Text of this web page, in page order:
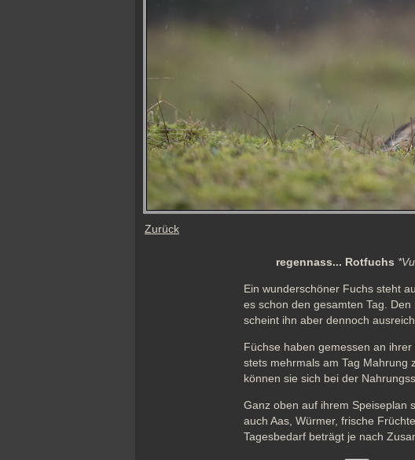
Zurück
regennass... Rotfuchs
Ein wunderschöner Fuchs steht
es schon den gesamten Tag.
scheint ihn aber dennoch
Füchse haben gemessen an
stets mehrmals am Tag Mahrung
können sie sich bei der
Ganz oben auf ihrem Speiseplan
auch Aas, Würmer, frische
Tagesbedarf beträgt je nach